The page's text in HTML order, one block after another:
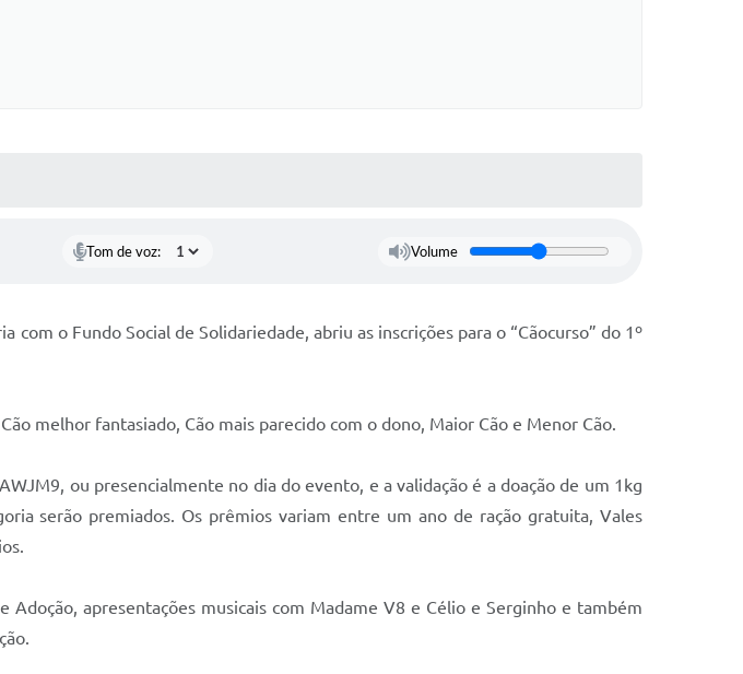
Tom de voz: Volume
o Fundo Social de Solidariedade, abriu as inscrições para o “Cãocurso” do 1º
melhor fantasiado, Cão mais parecido com o dono, Maior Cão e Menor Cão.
ou presencialmente no dia do evento, e a validação é a doação de um 1kg
serão premiados. Os prêmios variam entre um ano de ração gratuita, Vales
apresentações musicais com Madame V8 e Célio e Serginho e também